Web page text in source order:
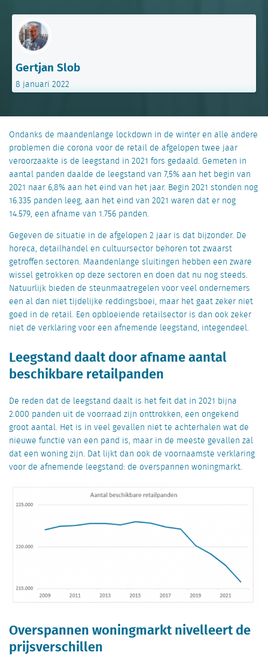
Gertjan Slob
8 januari 2022
Ondanks de maandenlange lockdown in de winter en alle andere
problemen die corona voor de retail de afgelopen twee jaar
veroorzaakte is de leegstand in 2021 fors gedaald. Gemeten in
aantal panden daalde de leegstand van 7,5% aan het begin van
2021 naar 6,8% aan het eind van het jaar. Begin 2021 stonden nog
16.335 panden leeg, aan het eind van 2021 waren dat er nog
14.579, een afname van 1.756 panden.
Gegeven de situatie in de afgelopen 2 jaar is dat bijzonder. De
horeca, detailhandel en cultuursector behoren tot zwaarst
getroffen sectoren. Maandenlange sluitingen hebben een zware
wissel getrokken op deze sectoren en doen dat nu nog steeds.
Natuurlijk bieden de steunmaatregelen voor veel ondernemers
een al dan niet tijdelijke reddingsboei, maar het gaat zeker niet
goed in de retail. Een opbloeiende retailsector is dan ook zeker
niet de verklaring voor een afnemende leegstand, integendeel.
Leegstand daalt door afname aantal
beschikbare retailpanden
De reden dat de leegstand daalt is het feit dat in 2021 bijna
2.000 panden uit de voorraad zijn onttrokken, een ongekend
groot aantal. Het is in veel gevallen niet te achterhalen wat de
nieuwe functie van een pand is, maar in de meeste gevallen zal
dat een woning zijn. Dat lijkt dan ook de voornaamste verklaring
voor de afnemende leegstand: de overspannen woningmarkt.
Overspannen woningmarkt nivelleert de
prijsverschillen